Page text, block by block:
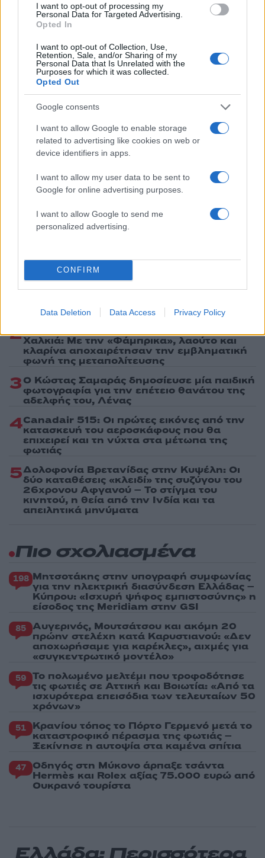
I want to opt-out of processing my
Personal Data for Targeted Advertising.
Opted In
I want to opt-out of Collection, Use,
Retention, Sale, and/or Sharing of my
Personal Data that Is Unrelated with the
Purposes for which it was collected.
Opted Out
Google consents
I want to allow Google to enable storage
related to advertising like cookies on web or
device identifiers in apps.
I want to allow my user data to be sent to
Google for online advertising purposes.
I want to allow Google to send me
personalized advertising.
CONFIRM
Data Deletion Data Access Privacy Policy
Υποβολή σχολίου
Όροι Χρήσης. Το site προστατεύεται από reCAPTCHA, ισχύουν
Πολιτική Απορρήτου
ΔΗΜΟΣΙΟΙ ΥΠΑΛΛΗΛΟΙ
ΜΑΚΗΣ ΒΟΡΙΔΗΣ
Share:
ενημερωθείτε πρώτοι για όλη την ειδησεογραφία και τα
τελευταία νέατης ημέρας
Πιο δημοφιλή
1 Έφυγαν οι συνεργάτες, μένει η Μαρία
«Ελπίδα για τη Δημοκρατία»
2Χαλκιά: Με την «Φάμπρικα», λαούτο και
κλαρίνα αποχαιρέτησαν την εμβληματική
φωνή της μεταπολίτευσης
3Ο Κώστας Σαμαράς δημοσίευσε μία παιδική
φωτογραφία για την επέτειο θανάτου της
αδελφής του, Λένας
4Canadair 515: Οι πρώτες εικόνες από την
κατασκευή του αεροσκάφους που θα
επιχειρεί και τη νύχτα στα μέτωπα της
φωτιάς
5Δολοφονία Βρετανίδας στην Κυψέλη: Οι
δύο καταθέσεις «κλειδί» της συζύγου του
26χρονου Αφγανού – Το στίγμα του
κινητού, η θεία από την Ινδία και τα
απειλητικά μηνύματα
Πιο σχολιασμένα
198 Μητσοτάκης στην υπογραφή συμφωνίας
για την ηλεκτρική διασύνδεση Ελλάδας –
Κύπρου: «Ισχυρή ψήφος εμπιστοσύνης» η
είσοδος της Meridiam στην GSI
85 Αυγερινός, Μουτσάτσου και ακόμη 20
πρώην στελέχη κατά Καρυστιανού: «Δεν
αποχωρήσαμε για καρέκλες», αιχμές για
«συγκεντρωτικό μοντέλο»
59 Το πολωμένο μελτέμι που τροφοδότησε
τις φωτιές σε Αττική και Βοιωτία: «Από τα
ισχυρότερα επεισόδια των τελευταίων 50
χρόνων»
51 Κρανίου τόπος το Πόρτο Γερμενό μετά το
καταστροφικό πέρασμα της φωτιάς –
Ξεκίνησε η αυτοψία στα καμένα σπίτια
47 Οδηγός στη Μύκονο άρπαξε τσάντα
Hermès και Rolex αξίας 75.000 ευρώ από
Ουκρανό τουρίστα